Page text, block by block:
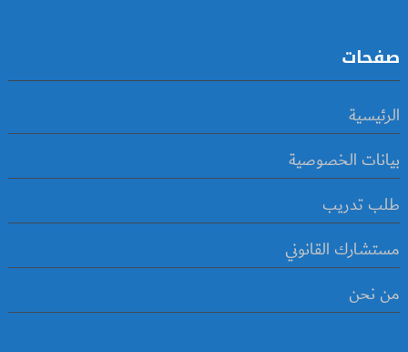
صفحات
الرئيسية
بيانات الخصوصية
طلب تدريب
مستشارك القانوني
من نحن